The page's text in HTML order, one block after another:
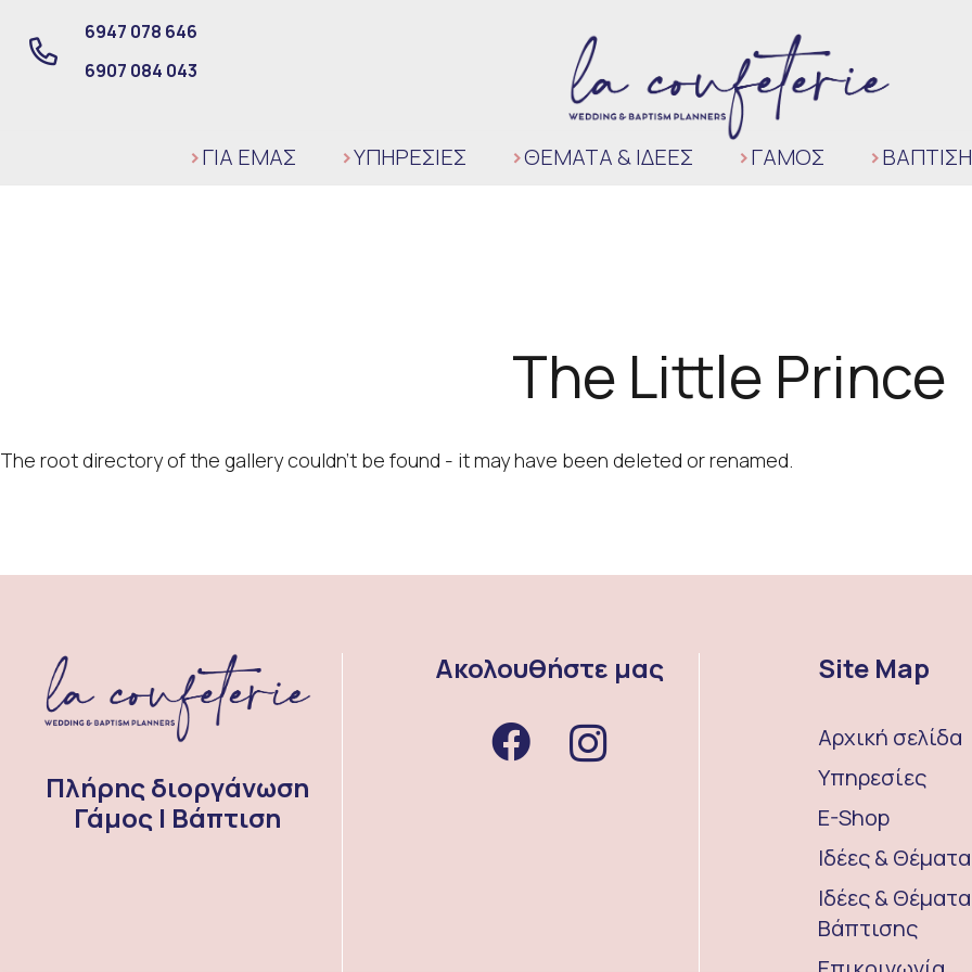
6947 078 646
6907 084 043
ΓΙΑ ΕΜΑΣ ΥΠΗΡΕΣΙΕΣ ΘΈΜΑΤΑ & ΙΔΈΕΣ ΓΆΜΟΣ ΒΑΠΤΙΣΗ
The Little Prince
The root directory of the gallery couldn't be found - it may have been deleted or renamed.
Πλήρης διοργάνωση
Γάμος | Βάπτιση
Ακολουθήστε μας Site Map
Αρχική σελίδα
Υπηρεσίες
E-Shop
Ιδέες &
Ιδέες & Θέματα
Βάπτισης